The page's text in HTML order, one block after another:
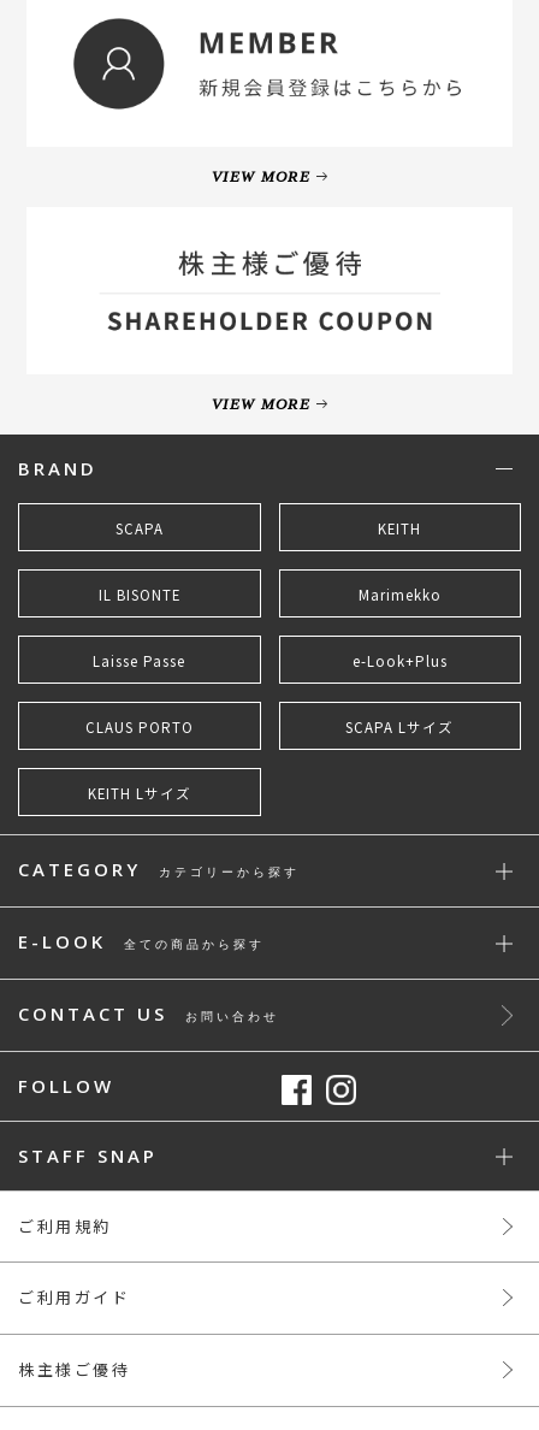
VIEW MORE
VIEW MORE
BRAND
SCAPA KEITH
IL BISONTE Marimekko
Laisse Passe e-Look+Plus
CLAUS PORTO SCAPA Lサイズ
KEITH Lサイズ
CATEGORY カテゴリーから探す
E-LOOK 全ての商品から探す
CONTACT US お問い合わせ
FOLLOW
STAFF SNAP
ご利用規約
ご利用ガイド
株主様ご優待